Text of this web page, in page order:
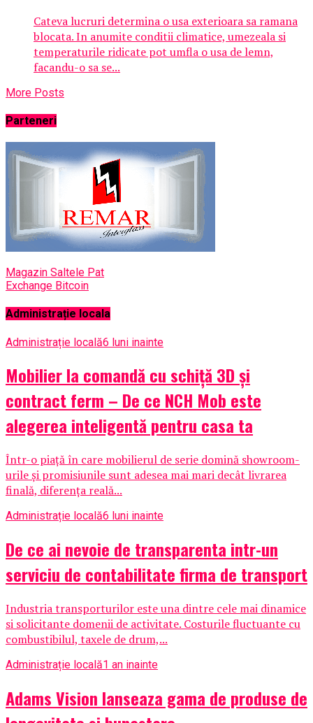
Cateva lucruri determina o usa exterioara sa ramana
blocata. In anumite conditii climatice, umezeala si
temperaturile ridicate pot umfla o usa de lemn,
facandu-o sa se...
More Posts
Parteneri
Magazin Saltele Pat
Exchange Bitcoin
Administrație locala
Administrație locală6 luni inainte
Mobilier la comandă cu schiță 3D și
contract ferm – De ce NCH Mob este
alegerea inteligentă pentru casa ta
Într-o piață în care mobilierul de serie domină showroom-
urile și promisiunile sunt adesea mai mari decât livrarea
finală, diferența reală...
Administrație locală6 luni inainte
De ce ai nevoie de transparenta intr-un
serviciu de contabilitate firma de transport
Industria transporturilor este una dintre cele mai dinamice
si solicitante domenii de activitate. Costurile fluctuante cu
combustibilul, taxele de drum,...
Administrație locală1 an inainte
Adams Vision lanseaza gama de produse de